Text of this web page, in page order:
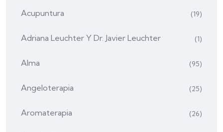
Acupuntura (19)
Adriana Leuchter Y Dr. Javier Leuchter (1)
Alma (95)
Angeloterapia (25)
Aromaterapia (26)